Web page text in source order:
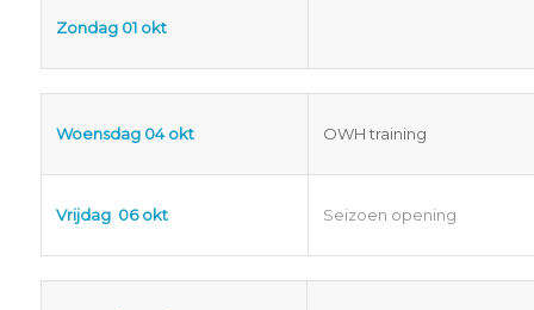
Zondag 01 okt
Woensdag 04 okt OWH training
Vrijdag 06 okt Seizoen opening